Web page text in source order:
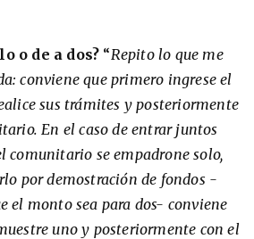
o de a dos? “Repito lo que me
conviene que primero ingrese el
sus trámites y posteriormente
En el caso de entrar juntos
comunitario se empadrone solo,
por demostración de fondos -
el monto sea para dos- conviene
uno y posteriormente con el